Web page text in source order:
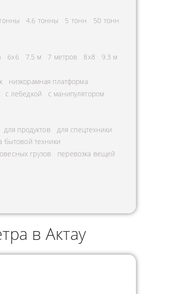
4.6 тонны 5 тонн
50 тонн
6х6 7.5 м 7 метров 8х8 9.3 м
низкорамная платформа
с лебедкой
с манипулятором
для продуктов
для спецтехники
бытовой техники
грузов
перевозка вещей
в Актау